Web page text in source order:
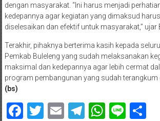
dengan masyarakat. “Ini harus menjadi
kedepannya agar kegiatan yang dimaksud
diselesaikan dan efektif untuk masyarakat,” ujar
Terakhir, pihaknya berterima kasih kepada
Pemkab Buleleng yang sudah melaksanakan
maksimal dan kedepannya agar lebih cermat
program pembangunan yang sudah terangkum
(bs)
Facebook
Twitter
EmailTelegram
Line